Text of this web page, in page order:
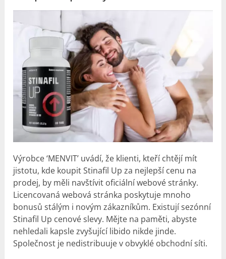
Výrobce ‘MENVIT’ uvádí, že klienti, kteří chtějí mít
jistotu, kde koupit Stinafil Up za nejlepší cenu na
prodej, by měli navštívit oficiální webové stránky.
Licencovaná webová stránka poskytuje mnoho
bonusů stálým i novým zákazníkům. Existují sezónní
Stinafil Up cenové slevy. Mějte na paměti, abyste
nehledali kapsle zvyšující libido nikde jinde.
Společnost je nedistribuuje v obvyklé obchodní síti.